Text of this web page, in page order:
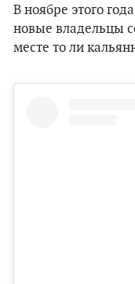
В ноябре этого
новые владельцы
месте то ли